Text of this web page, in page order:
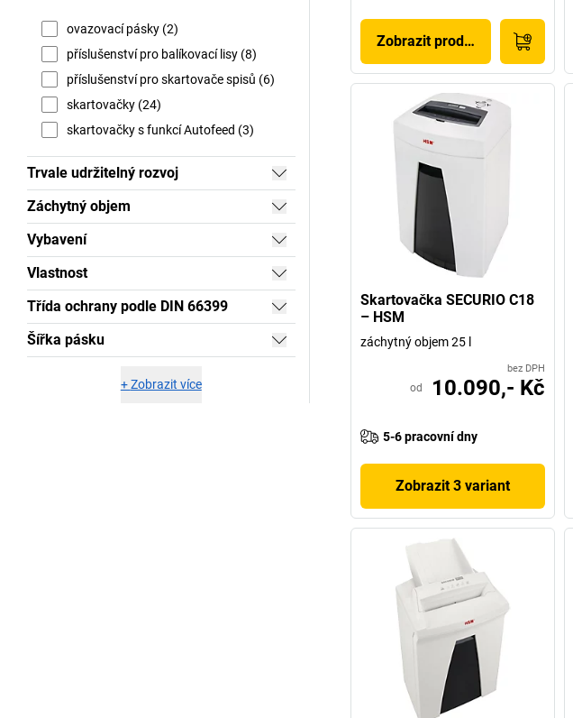
ovazovací pásky (2)
příslušenství pro balíkovací lisy (8)
příslušenství pro skartovače spisů (6)
skartovačky (24)
skartovačky s funkcí Autofeed (3)
Trvale udržitelný rozvoj
Záchytný objem
Vybavení
Vlastnost
Třída ochrany podle DIN 66399
Šířka pásku
+Zobrazit více
Zobrazit produkt
Skartovačka SECURIO C18
– HSM
záchytný objem 25 l
bez DPH
od 10.090,- Kč
5-6 pracovní dny
Zobrazit 3 variant